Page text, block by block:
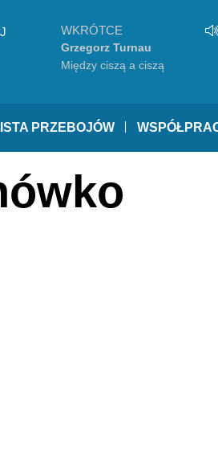
WKRÓTCE
Grzegorz Turnau
Między ciszą a ciszą
PRZEBOJÓW